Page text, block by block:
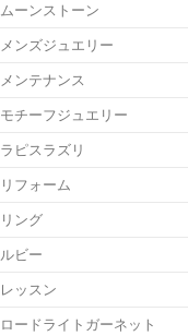
ムーンストーン
メンズジュエリー
メンテナンス
モチーフジュエリー
ラピスラズリ
リフォーム
リング
ルビー
レッスン
ロードライトガーネット